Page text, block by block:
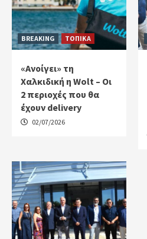
BREAKING ΤΟΠΙΚΑ
«Ανοίγει» τη
Χαλκιδική η Wolt – Οι
2 περιοχές που θα
έχουν delivery
02/07/2026